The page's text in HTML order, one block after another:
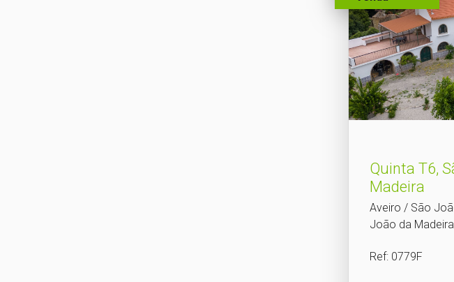
Quinta T6,
Madeira
Aveiro / São
João da Madeira
Ref: 0779F